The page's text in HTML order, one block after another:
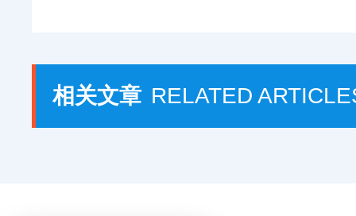
相关文章 RELATED